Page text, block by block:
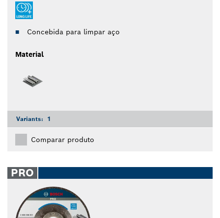
Concebida para limpar aço
Material
Variants: 1
Comparar produto
PRO